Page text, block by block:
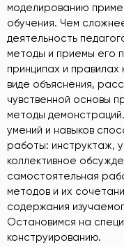
моделированию
обучения. Чем
деятельность
методы и приемы его
принципах и правилах
виде объяснения,
чувственной основы
методы
умений и навыков
работы: инструктаж,
коллективное
самостоятельная
методов и их
содержания
Остановимся на
конструированию.